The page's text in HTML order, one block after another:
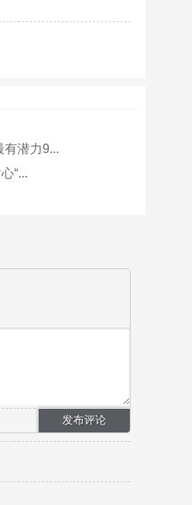
有潜力9...
“...